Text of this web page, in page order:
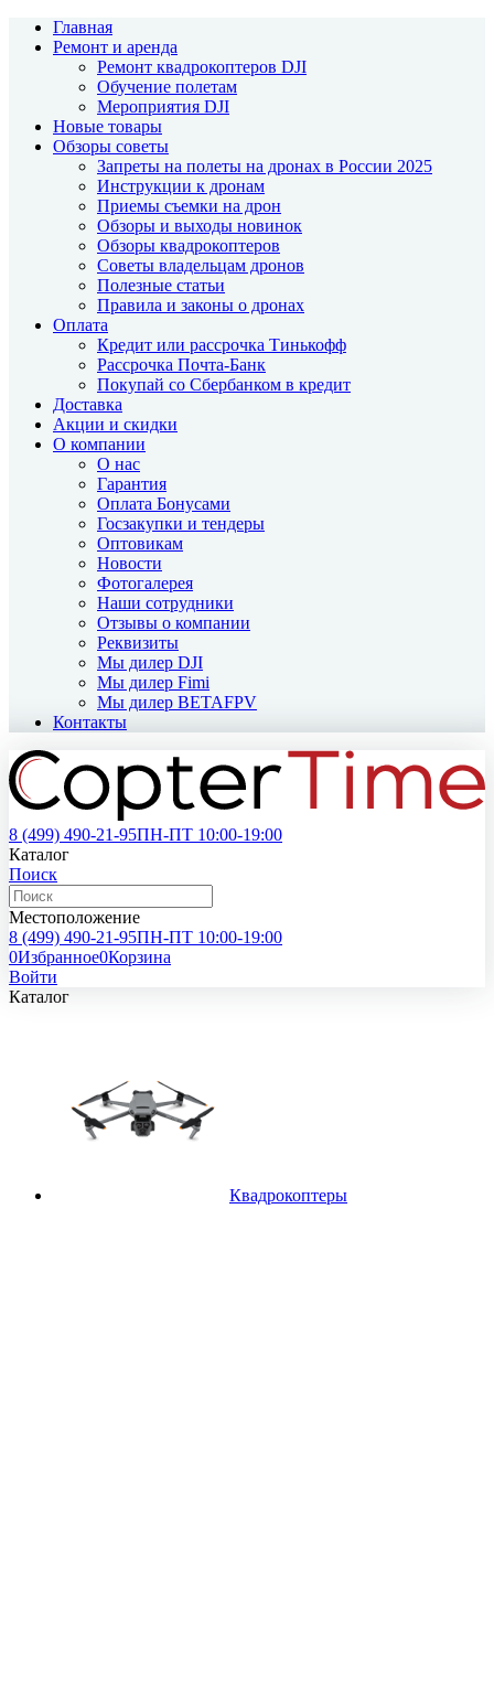
Главная
Ремонт и аренда
Ремонт квадрокоптеров DJI
Обучение полетам
Мероприятия DJI
Новые товары
Обзоры советы
Запреты на полеты на дронах в России 2025
Инструкции к дронам
Приемы съемки на дрон
Обзоры и выходы новинок
Обзоры квадрокоптеров
Советы владельцам дронов
Полезные статьи
Правила и законы о дронах
Оплата
Кредит или рассрочка Тинькофф
Рассрочка Почта-Банк
Покупай со Сбербанком в кредит
Доставка
Акции и скидки
О компании
О нас
Гарантия
Оплата Бонусами
Госзакупки и тендеры
Оптовикам
Новости
Фотогалерея
Наши сотрудники
Отзывы о компании
Реквизиты
Мы дилер DJI
Мы дилер Fimi
Мы дилер BETAFPV
Контакты
8 (499) 490-21-95ПН-ПТ 10:00-19:00
Каталог
Поиск
Местоположение
8 (499) 490-21-95ПН-ПТ 10:00-19:00
0Избранное0Корзина
Войти
Каталог
Квадрокоптеры